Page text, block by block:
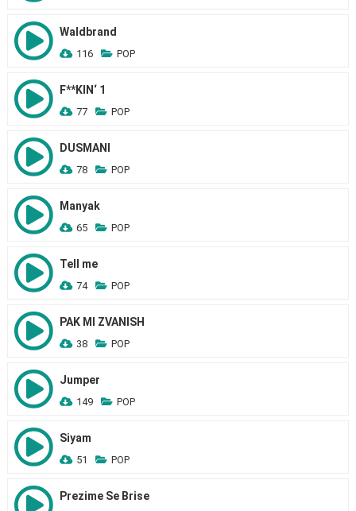
Waldbrand
116 POP
F**KIN‘ 1
77 POP
DUSMANI
78 POP
Manyak
65 POP
Tell me
74 POP
PAK MI ZVANISH
38 POP
Jumper
149 POP
Siyam
51 POP
Prezime Se Brise